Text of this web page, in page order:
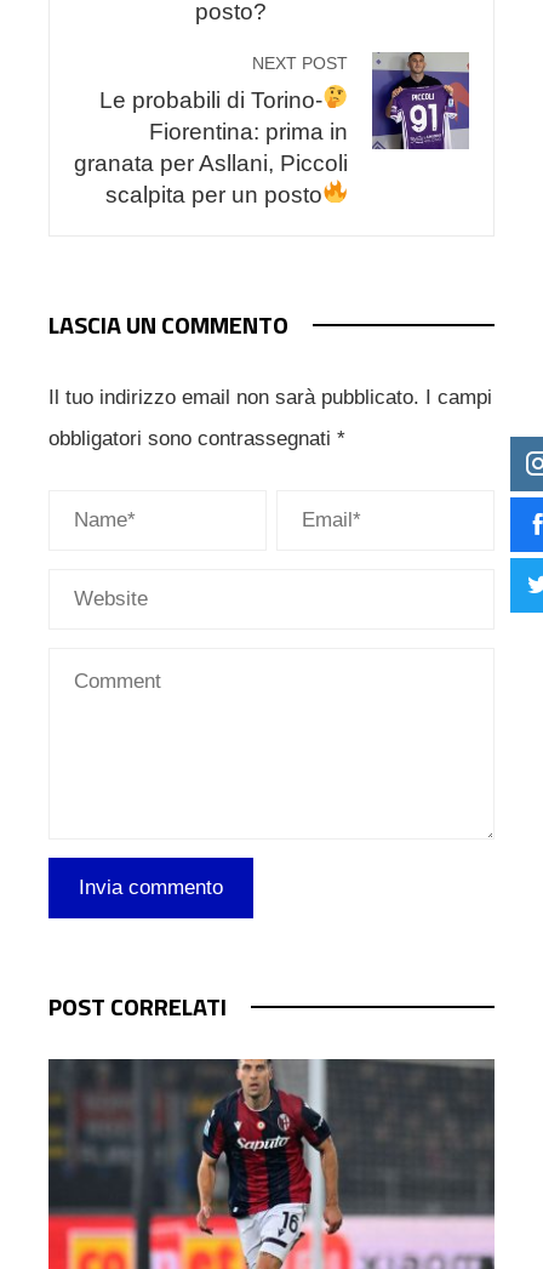
posto?
NEXT POST
Le probabili di Torino-
Fiorentina: prima in
granata per Asllani, Piccoli
scalpita per un posto
LASCIA UN COMMENTO
Il tuo indirizzo email non sarà pubblicato. I campi
obbligatori sono contrassegnati *
POST CORRELATI